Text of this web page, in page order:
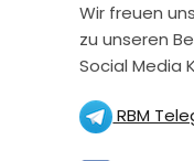
Wir freuen
zu unseren
Social Media
RBM